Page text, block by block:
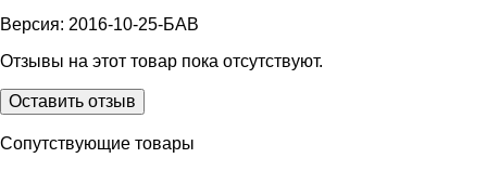
Версия: 2016-10-25-БАВ
Отзывы на этот товар пока отсутствуют.
Оставить отзыв
Сопутствующие товары